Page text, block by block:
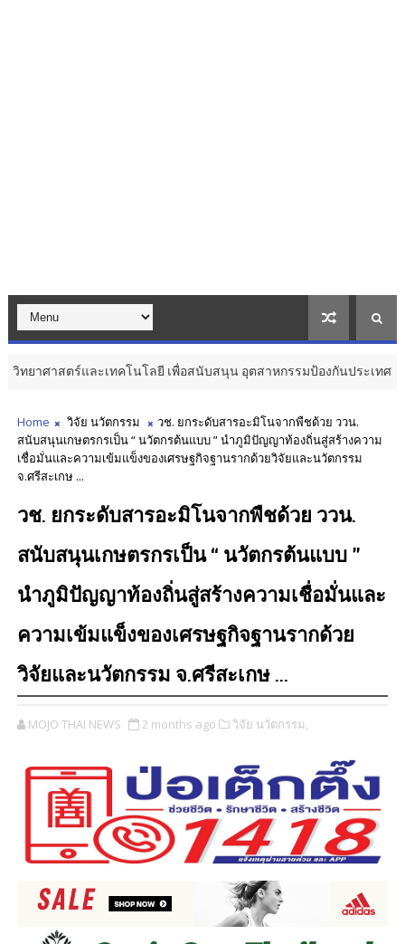
เทคโนโลยี เพื่อสนับสนุน อุตสาหกรรมป้องกันประเทศ ... สุขภาพ
Home วิจัย นวัตกรรม
วช. ยกระดับสารอะมิโนจากพืชด้วย ววน.
สนับสนุนเกษตรกรเป็น “ นวัตกรต้นแบบ ” นำภูมิปัญญาท้องถิ่นสู่สร้างความ
เชื่อมั่นและความเข้มแข็งของเศรษฐกิจฐานรากด้วยวิจัยและนวัตกรรม
จ.ศรีสะเกษ ...
วช. ยกระดับสารอะมิโนจากพืชด้วย ววน.
สนับสนุนเกษตรกรเป็น “ นวัตกรต้นแบบ ”
นำภูมิปัญญาท้องถิ่นสู่สร้างความเชื่อมั่นและ
ความเข้มแข็งของเศรษฐกิจฐานรากด้วย
วิจัยและนวัตกรรม จ.ศรีสะเกษ ...
MOJO THAI NEWS 2 months ago วิจัย นวัตกรรม,